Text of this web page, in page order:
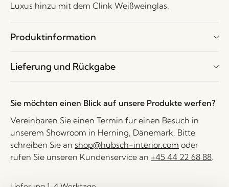
Luxus hinzu mit dem Clink Weißweinglas.
Produktinformation
Lieferung und Rückgabe
Sie möchten einen Blick auf unsere Produkte werfen?
Vereinbaren Sie einen Termin für einen Besuch in
unserem Showroom in Herning, Dänemark. Bitte
schreiben Sie an shop@hubsch-interior.com oder
rufen Sie unseren Kundenservice an +45 44 22 68 88.